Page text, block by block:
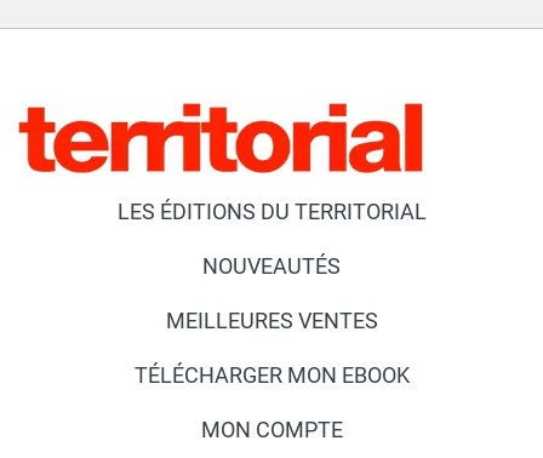
LES ÉDITIONS DU TERRITORIAL
NOUVEAUTÉS
MEILLEURES VENTES
TÉLÉCHARGER MON EBOOK
MON COMPTE